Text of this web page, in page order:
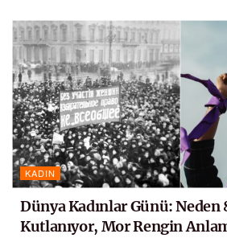
KADIN
Dünya Kadınlar Günü: Neden
Kutlanıyor, Mor Rengin